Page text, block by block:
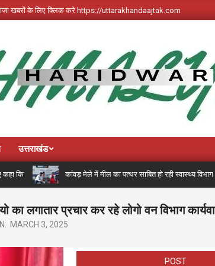
खबरों के लिए क्लिक करे https://uttarakhandaajtak.com
उत्तराखंड
कांवड़ मेले में मील का पत्थर साबित हो रही स्वास्थ्य विभाग की
लगातार प्रचार कर रहे लोगो वन विभाग
MARCH 3, 2025
POST